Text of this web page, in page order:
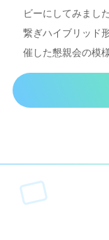
ビーにしてみまし
繋ぎハイブリッド
催した懇親会の模
ださいね＾＾